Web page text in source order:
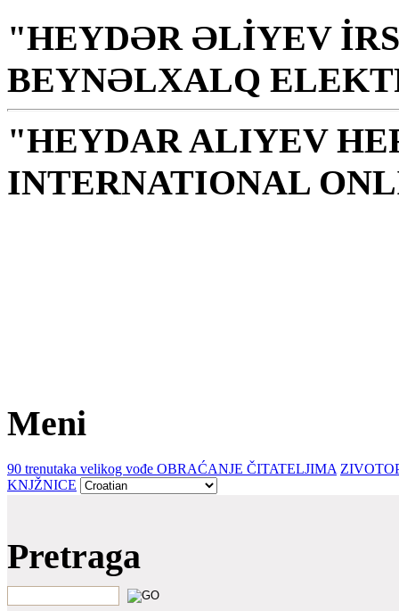
"HEYDƏR ƏLİYEV
BEYNƏLXALQ
"HEYDAR ALIYEV
INTERNATIONAL
Meni
90 trenutaka velikog vođe OBRAĆANJE ČITATELJIMA
KNJŽNICE
Pretraga